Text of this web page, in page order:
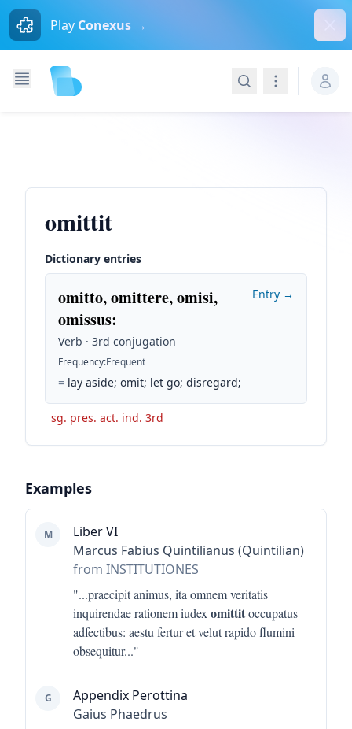
Play Conexus →
SearchNavigation
omittit
Dictionary entries
omitto, omittere, omisi,
omissus:
Verb · 3rd conjugation
Frequency:Frequent
= lay aside; omit; let go; disregard;
Entry →
sg. pres. act. ind. 3rd
Examples
M
Liber VI
Marcus Fabius Quintilianus (Quintilian)
from INSTITUTIONES
"...praecipit animus, ita omnem veritatis
inquirendae rationem iudex omittitoccupatus
adfectibus: aestu fertur et velut rapido flumini
obsequitur..."
G
Appendix Perottina
Gaius Phaedrus